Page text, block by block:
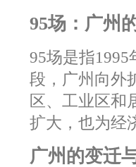
95场：广州
95场是指
段，广州向外
区、工业区和
扩大，也为经
广州的变迁